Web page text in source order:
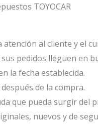
TOYOCAR
atención al cliente y el
pedidos lleguen en
la fecha establecida.
de la compra.
que pueda surgir del
nuevos y de